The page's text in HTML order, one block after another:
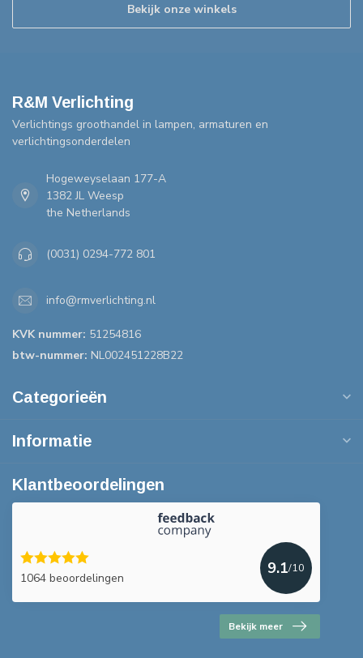
Bekijk onze winkels
R&M Verlichting
Verlichtings groothandel in lampen, armaturen en
verlichtingsonderdelen
Hogeweyselaan 177-A
1382 JL Weesp
the Netherlands
(0031) 0294-772 801
info@rmverlichting.nl
KVK nummer: 51254816
btw-nummer: NL002451228B22
Categorieën
Informatie
Klantbeoordelingen
1064 beoordelingen
9.1/10
Bekijk meer